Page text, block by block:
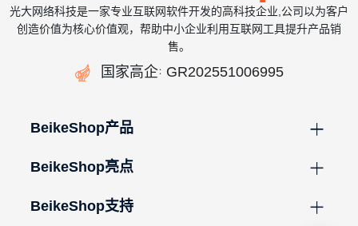
光大网络科技是一家专业互联网软件开发的高科技企业,公司以为客户
创造价值为核心价值观，帮助中小企业利用互联网工具提升产品销
售。
 国家高企： GR202551006995
BeikeShop产品
BeikeShop亮点
BeikeShop支持